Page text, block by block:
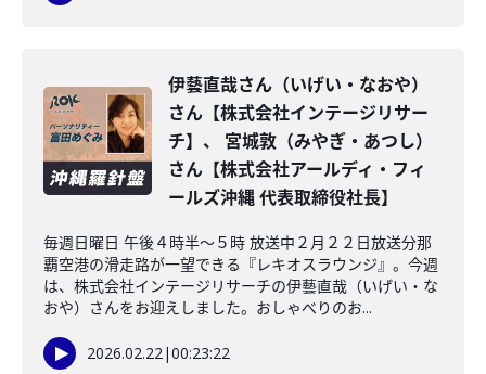
伊藝直哉さん（いげい・なおや）
さん【株式会社インテージリサー
チ】、 宮城敦（みやぎ・あつし）
さん【株式会社アールディ・フィ
ールズ沖縄 代表取締役社長】
毎週日曜日 午後４時半～５時 放送中２月２２日放送分那
覇空港の滑走路が一望できる『レキオスラウンジ』。今週
は、株式会社インテージリサーチの伊藝直哉（いげい・な
おや）さんをお迎えしました。おしゃべりのお...
2026.02.22|00:23:22